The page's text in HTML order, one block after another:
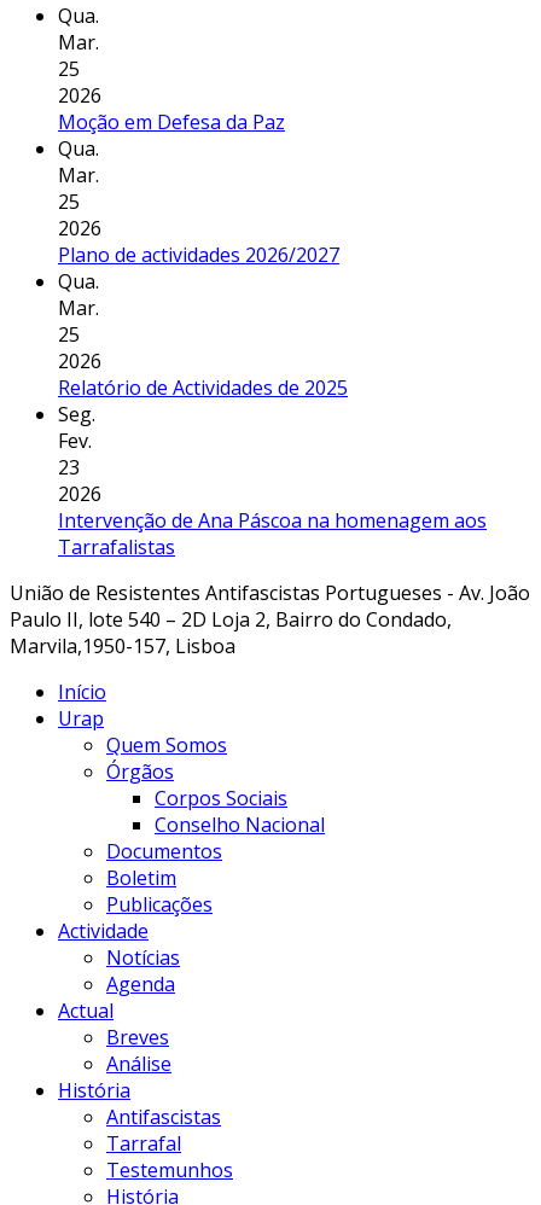
Qua.
Mar.
25
2026
Moção em Defesa da Paz
Qua.
Mar.
25
2026
Plano de actividades 2026/2027
Qua.
Mar.
25
2026
Relatório de Actividades de 2025
Seg.
Fev.
23
2026
Intervenção de Ana Páscoa na homenagem aos
Tarrafalistas
União de Resistentes Antifascistas Portugueses - Av. João
Paulo II, lote 540 – 2D Loja 2, Bairro do Condado,
Marvila,1950-157, Lisboa
Início
Urap
Quem Somos
Órgãos
Corpos Sociais
Conselho Nacional
Documentos
Boletim
Publicações
Actividade
Notícias
Agenda
Actual
Breves
Análise
História
Antifascistas
Tarrafal
Testemunhos
História